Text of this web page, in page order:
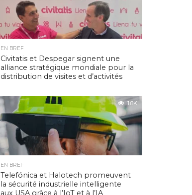
EN BREF
Civitatis et Despegar signent une
alliance stratégique mondiale pour la
distribution de visites et d’activités
1.8K
EN BREF
Telefónica et Halotech promeuvent
la sécurité industrielle intelligente
aux USA grâce à l’IoT et à l’IA